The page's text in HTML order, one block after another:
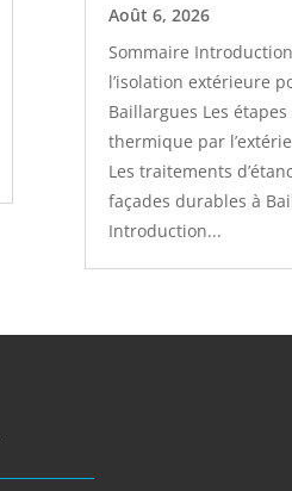
Août 6, 2026
Sommaire
l’isolation extérieure
Baillargues Les étapes
thermique par
Les traitements
façades durables à
Introduction...